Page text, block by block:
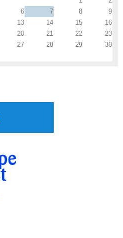
6 7 8
9
13 14 15
16
20 21 22
23
27 28 29
30